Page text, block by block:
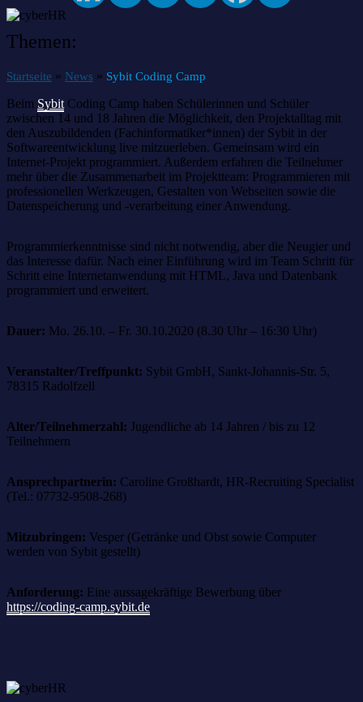
Themen:
Startseite » News » Sybit Coding Camp
Beim Sybit Coding Camp haben Schülerinnen und Schüler
zwischen 14 und 18 Jahren die Möglichkeit, den Projektalltag mit
den Auszubildenden (Fachinformatiker*innen) der Sybit in der
Softwareentwicklung live mitzuerleben. Gemeinsam wird ein
Internet-Projekt programmiert. Außerdem erfahren die Teilnehmer
mehr über die Zusammenarbeit im Projektteam: Programmieren mit
professionellen Werkzeugen, Gestalten von Webseiten sowie die
Datenspeicherung und -verarbeitung einer Anwendung.
Programmierkenntnisse sind nicht notwendig, aber die Neugier und
das Interesse dafür. Nach einer Einführung wird im Team Schritt für
Schritt eine Internetanwendung mit HTML, Java und Datenbank
programmiert und erweitert.
Dauer: Mo. 26.10. – Fr. 30.10.2020 (8.30 Uhr – 16:30 Uhr)
Veranstalter/Treffpunkt: Sybit GmbH, Sankt-Johannis-Str. 5,
78315 Radolfzell
Alter/Teilnehmerzahl: Jugendliche ab 14 Jahren / bis zu 12
Teilnehmern
Ansprechpartnerin: Caroline Großhardt, HR-Recruiting Specialist
(Tel.: 07732-9508-268)
Mitzubringen: Vesper (Getränke und Obst sowie Computer
werden von Sybit gestellt)
Anforderung: Eine aussagekräftige Bewerbung über
https://coding-camp.sybit.de